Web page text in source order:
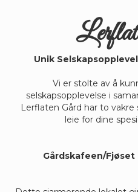
Unik
Vi er stolte av å
selskapsopplevelse i
Lerflaten Gård har to vakre
leie for dine
Gårdskafeen/